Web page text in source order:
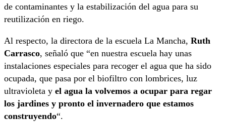
de contaminantes y la estabilización del agua para su
reutilización en riego.
Al respecto, la directora de la escuela La Mancha, Ruth
Carrasco, señaló que “en nuestra escuela hay unas
instalaciones especiales para recoger el agua que ha sido
ocupada, que pasa por el biofiltro con lombrices, luz
ultravioleta y el agua la volvemos a ocupar para regar
los jardines y pronto el invernadero que estamos
construyendo“.